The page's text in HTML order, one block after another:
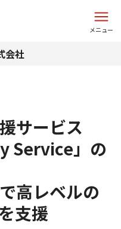
メニュー
会社
サービス
Service」の
高レベルの
支援